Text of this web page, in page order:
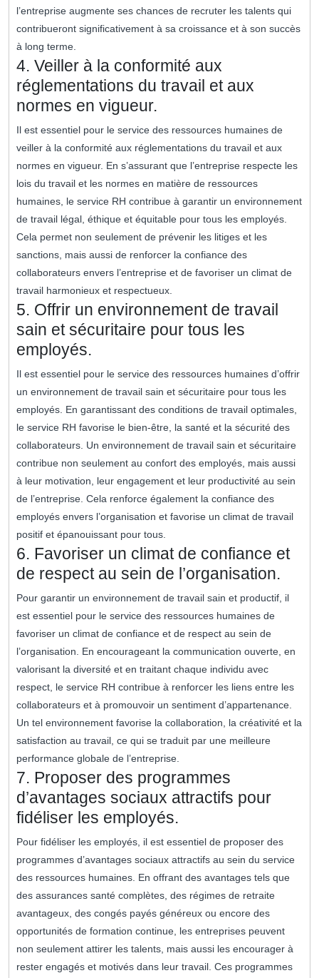
l’entreprise augmente ses chances de recruter les talents qui
contribueront significativement à sa croissance et à son succès
à long terme.
4. Veiller à la conformité aux
réglementations du travail et aux
normes en vigueur.
Il est essentiel pour le service des ressources humaines de
veiller à la conformité aux réglementations du travail et aux
normes en vigueur. En s’assurant que l’entreprise respecte les
lois du travail et les normes en matière de ressources
humaines, le service RH contribue à garantir un environnement
de travail légal, éthique et équitable pour tous les employés.
Cela permet non seulement de prévenir les litiges et les
sanctions, mais aussi de renforcer la confiance des
collaborateurs envers l’entreprise et de favoriser un climat de
travail harmonieux et respectueux.
5. Offrir un environnement de travail
sain et sécuritaire pour tous les
employés.
Il est essentiel pour le service des ressources humaines d’offrir
un environnement de travail sain et sécuritaire pour tous les
employés. En garantissant des conditions de travail optimales,
le service RH favorise le bien-être, la santé et la sécurité des
collaborateurs. Un environnement de travail sain et sécuritaire
contribue non seulement au confort des employés, mais aussi
à leur motivation, leur engagement et leur productivité au sein
de l’entreprise. Cela renforce également la confiance des
employés envers l’organisation et favorise un climat de travail
positif et épanouissant pour tous.
6. Favoriser un climat de confiance et
de respect au sein de l’organisation.
Pour garantir un environnement de travail sain et productif, il
est essentiel pour le service des ressources humaines de
favoriser un climat de confiance et de respect au sein de
l’organisation. En encourageant la communication ouverte, en
valorisant la diversité et en traitant chaque individu avec
respect, le service RH contribue à renforcer les liens entre les
collaborateurs et à promouvoir un sentiment d’appartenance.
Un tel environnement favorise la collaboration, la créativité et la
satisfaction au travail, ce qui se traduit par une meilleure
performance globale de l’entreprise.
7. Proposer des programmes
d’avantages sociaux attractifs pour
fidéliser les employés.
Pour fidéliser les employés, il est essentiel de proposer des
programmes d’avantages sociaux attractifs au sein du service
des ressources humaines. En offrant des avantages tels que
des assurances santé complètes, des régimes de retraite
avantageux, des congés payés généreux ou encore des
opportunités de formation continue, les entreprises peuvent
non seulement attirer les talents, mais aussi les encourager à
rester engagés et motivés dans leur travail. Ces programmes